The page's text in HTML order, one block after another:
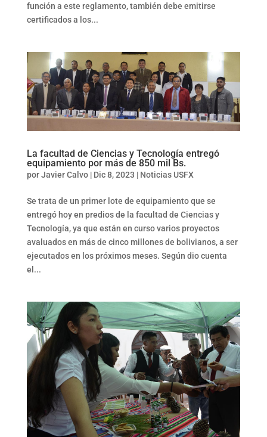
función a este reglamento, también debe emitirse
certificados a los...
La facultad de Ciencias y Tecnología entregó
equipamiento por más de 850 mil Bs.
porJavier Calvo| Dic 8, 2023 | Noticias USFX
Se trata de un primer lote de equipamiento que se
entregó hoy en predios de la facultad de Ciencias y
Tecnología, ya que están en curso varios proyectos
avaluados en más de cinco millones de bolivianos, a ser
ejecutados en los próximos meses. Según dio cuenta
el...